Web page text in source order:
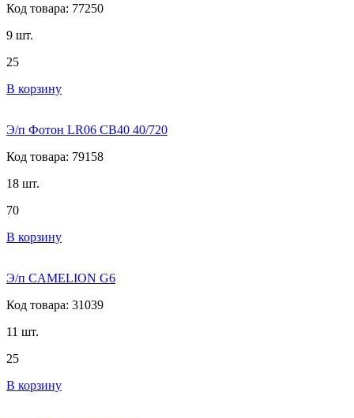
Код товара: 77250
9 шт.
25
В корзину
Э/п Фотон LR06 СВ40 40/720
Код товара: 79158
18 шт.
70
В корзину
Э/п CAMELION G6
Код товара: 31039
11 шт.
25
В корзину